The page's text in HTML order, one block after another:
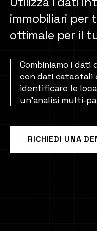
immobiliari per
ottimale per il
Combiniamo i
con dati catastali
identificare le
un'analisi multi-
RICHIEDI UNA
Brand Manifesto